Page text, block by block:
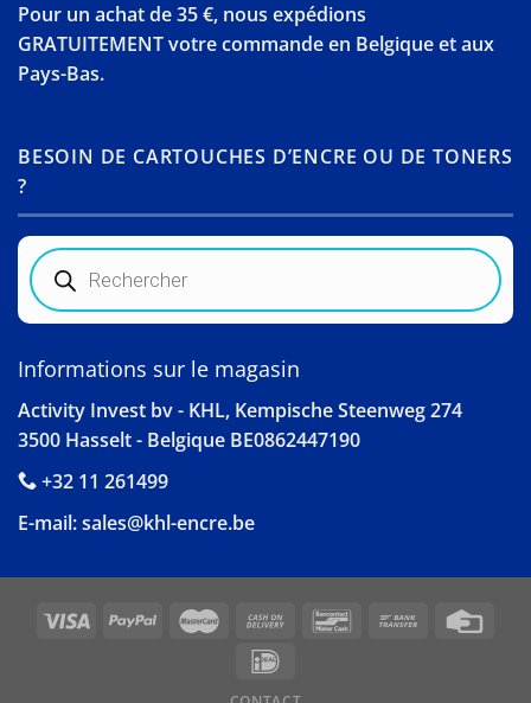
Pour un achat de 35 €, nous expédions
GRATUITEMENT votre commande en Belgique et aux
Pays-Bas.
BESOIN DE CARTOUCHES D’ENCRE OU DE TONERS
?
Recherche
de
produits
Informations sur le magasin
Activity Invest bv - KHL, Kempische Steenweg 274
3500 Hasselt - Belgique BE0862447190
+32 11 261499
E-mail:sales@khl-encre.be